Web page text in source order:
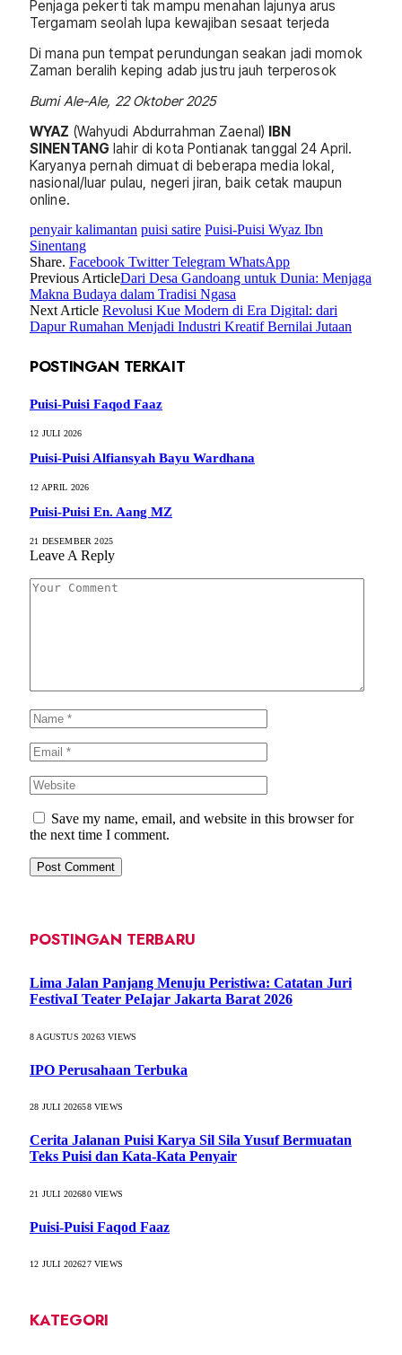
Penjaga pekerti tak mampu menahan lajunya arus
Tergamam seolah lupa kewajiban sesaat terjeda
Di mana pun tempat perundungan seakan jadi momok
Zaman beralih keping adab justru jauh terperosok
Bumi Ale-Ale, 22 Oktober 2025
WYAZ (Wahyudi Abdurrahman Zaenal) IBN
SINENTANG lahir di kota Pontianak tanggal 24 April.
Karyanya pernah dimuat di beberapa media lokal,
nasional/luar pulau, negeri jiran, baik cetak maupun
online.
penyair kalimantan puisi satire Puisi-Puisi Wyaz Ibn
Sinentang
Share. Facebook Twitter Telegram WhatsApp
Previous ArticleDari Desa Gandoang untuk Dunia: Menjaga
Makna Budaya dalam Tradisi Ngasa
Next Article Revolusi Kue Modern di Era Digital: dari
Dapur Rumahan Menjadi Industri Kreatif Bernilai Jutaan
POSTINGAN TERKAIT
Puisi-Puisi Faqod Faaz
12 JULI 2026
Puisi-Puisi Alfiansyah Bayu Wardhana
12 APRIL 2026
Puisi-Puisi En. Aang MZ
21 DESEMBER 2025
Leave A Reply
Save my name, email, and website in this browser for
the next time I comment.
POSTINGAN TERBARU
Lima Jalan Panjang Menuju Peristiwa: Catatan Juri
FestivaI Teater PeIajar Jakarta Barat 2026
8 AGUSTUS 20263VIEWS
IPO Perusahaan Terbuka
28 JULI 202658VIEWS
Cerita Jalanan Puisi Karya Sil Sila Yusuf Bermuatan
Teks Puisi dan Kata-Kata Penyair
21 JULI 202680VIEWS
Puisi-Puisi Faqod Faaz
12 JULI 202627VIEWS
KATEGORI